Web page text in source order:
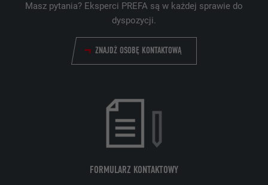
Masz pytania? Eksperci PREFA są w każdej sprawie do
dyspozycji.
ZNAJDŹ OSOBĘ KONTAKTOWĄ
FORMULARZ KONTAKTOWY
Wykorzystuje usługę sieci
społecznościowej LinkedIn do
usług
LinkedIn
Jest stosowany do obserwowania